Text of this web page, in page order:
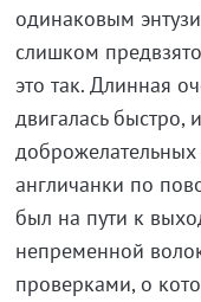
одинаковым
слишком
это так. Длинная
двигалась быстро,
англичанки по
был на пути к
непременной
проверками, о